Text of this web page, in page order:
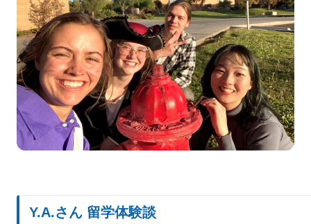
Y.A.さん 留学体験談